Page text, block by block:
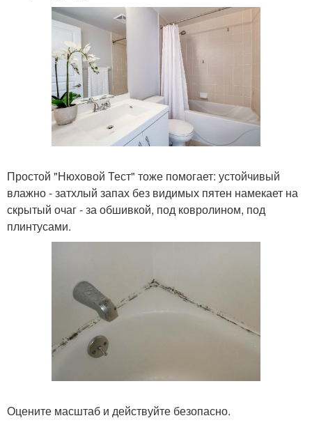
Простой "Нюховой Тест" тоже помогает: устойчивый
влажно - затхлый запах без видимых пятен намекает на
скрытый очаг - за обшивкой, под ковролином, под
плинтусами.
Оцените масштаб и действуйте безопасно.